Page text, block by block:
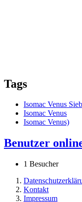
Tags
Isomac Venus
Isomac Venus
Isomac Venus)
Benutzer
1 Besucher
Kontakt
Impressum